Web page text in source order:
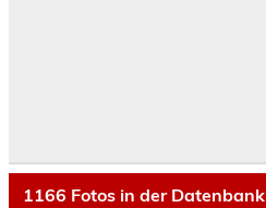
1166 Fotos in der Datenbank